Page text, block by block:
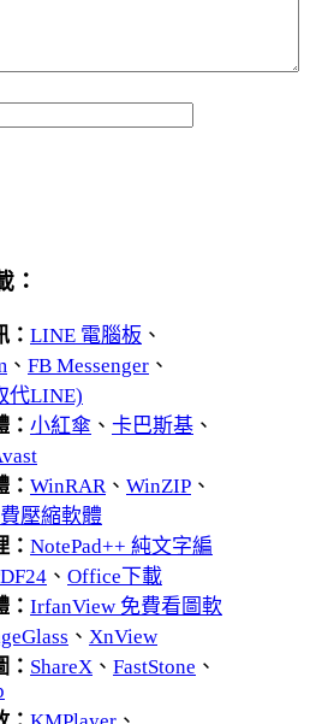
：
： LINE 電腦板 、
、 FB Messenger 、
代LINE)
： 小紅傘 、 卡巴斯基 、
： WinRAR、 WinZIP 、
壓縮軟體
： NotePad++ 純文字編
、 Office下載
： IrfanView 免費看圖軟
、 XnView
： ShareX 、 FastStone 、